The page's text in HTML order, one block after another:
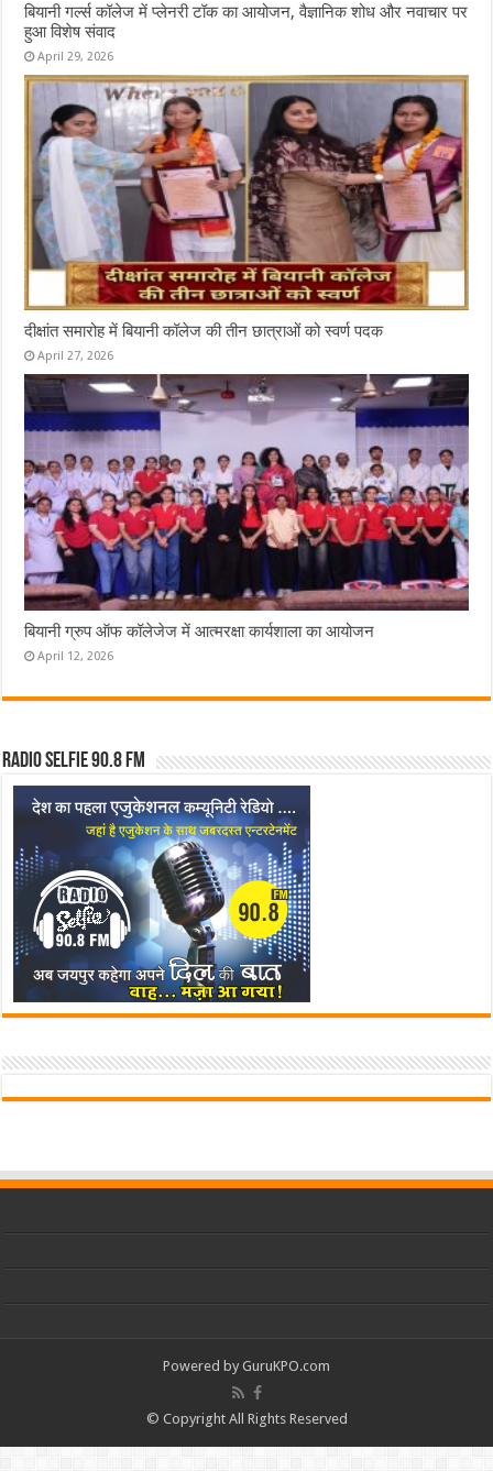
बियानी गर्ल्स कॉलेज में प्लेनरी टॉक का आयोजन, वैज्ञानिक शोध और नवाचार पर
हुआ विशेष संवाद
April 29, 2026
दीक्षांत समारोह में बियानी कॉलेज की तीन छात्राओं को स्वर्ण पदक
April 27, 2026
बियानी ग्रुप ऑफ कॉलेजेज में आत्मरक्षा कार्यशाला का आयोजन
April 12, 2026
Radio Selfie 90.8 FM
Powered by GuruKPO.com
© Copyright All Rights Reserved